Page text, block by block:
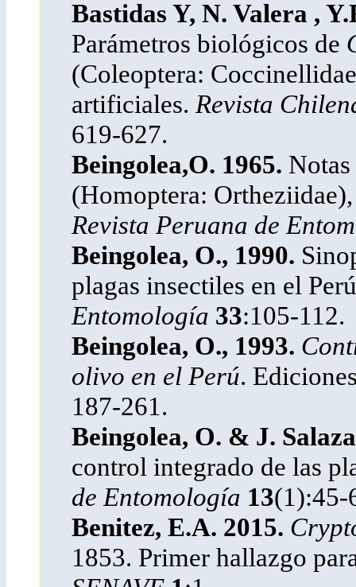
Bastidas Y, N. Valera ,
Parámetros biológicos de
(Coleoptera:
artificiales. Revista
619-627.
Beingolea,O. 1965.
(Homoptera:
Revista Peruana de
Beingolea, O., 1990.
plagas insectiles en el
Entomología 33:105-112.
Beingolea, O., 1993.
olivo en el Perú.
187-261.
Beingolea, O. & J.
control integrado de las
de Entomología 13(1):45-
Benitez, E.A. 2015.
1853. Primer hallazgo